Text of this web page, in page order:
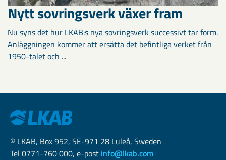
Nytt sovringsverk växer fram
Nu syns det hur LKAB:s nya sovringsverk successivt tar form.
Anläggningen kommer att ersätta det befintliga verket från
1950-talet och ...
© LKAB, Box 952, SE-971 28 Luleå, Sweden
Tel 0771-760 000, e-post info@lkab.com